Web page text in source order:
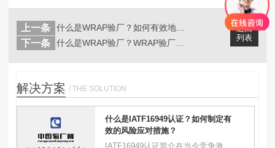
返回
列表
上一条
下一条
解决方案 / THE SOLUTION
什么是IATF16949认证？如何制定有
效的风险应对措施？
IATF16949认证简介在当今竞争激